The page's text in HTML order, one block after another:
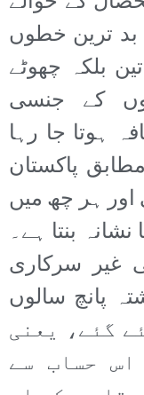
بد ترین خطوں
بلکہ چھوٹے
کے جنسی
ہوتا جا رہا
پاکستان
ہر چھ میں
بنتا ہے۔
غیر سرکاری
پانچ سالوں
کئے گئے، یعنی
اس حساب سے